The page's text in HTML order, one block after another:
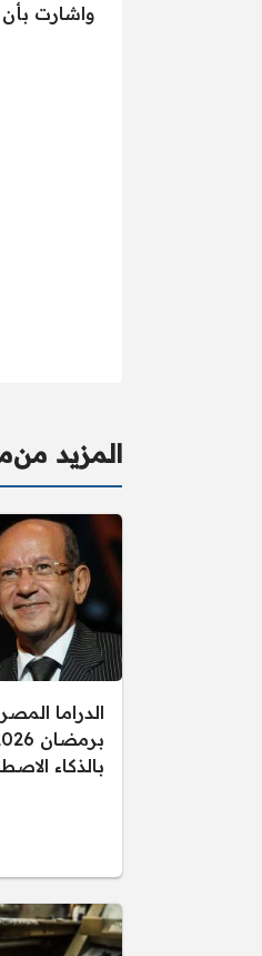
واشارت
المزيد من
الدراما
بالذكاء